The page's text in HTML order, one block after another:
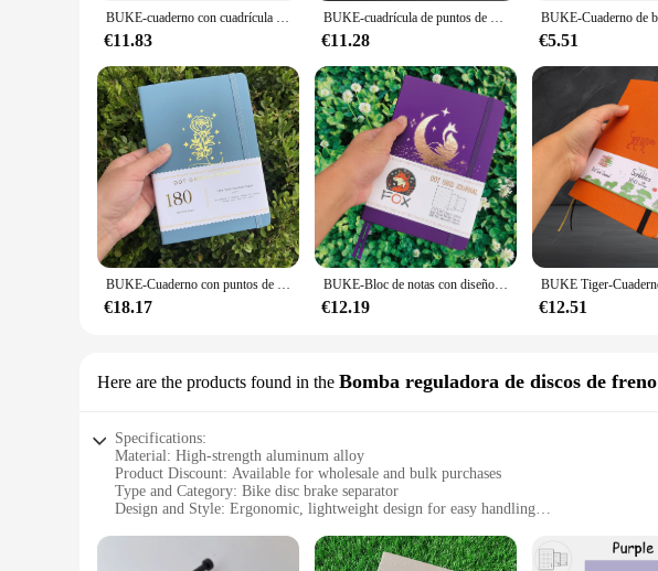
BUKE-cuaderno con cuadrícula de puntos, cuaderno de dibujo, cuaderno de bocetos, cuero de PU, papel grueso de 160gsm
€11.83
BUKE-cuadrícula de puntos de papel de bambú 180gsm, cuaderno punteado, libros de dibujo, color verde bosque
€11.28 €5.51
BUKE-Cuaderno con puntos de papel de bambú 180Gsm, cuadrícula de puntos de tapa dura, diario de 5x5MM, 160 páginas, dibujo, BUJO
€18.17
BUKE-Bloc de notas con diseño de zorro púrpura misterioso, cuaderno de bocetos, papel grueso de 160gsm, 160 páginas de cuadrícula de puntos numeradas
€12.19 €12.51
Here are the products found in the Bomba reguladora de discos de freno
Specifications:
Material: High-strength aluminum alloy
Product Discount: Available for wholesale and bulk purchases
Type and Category: Bike disc brake separator
Design and Style: Ergonomic, lightweight design for easy handling
Typical Adaptive Scenario: Suitable for various bicycle models and disc brake systems
Shape or Size or Weight or Quantity: Compact and lightweight for easy transportation